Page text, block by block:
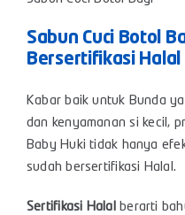
Sabun Cuci Botol
Bersertifikasi Halal
Kabar baik untuk Bunda
dan kenyamanan si kecil,
Baby Huki tidak hanya
sudah bersertifikasi Halal.
Sertifikasi Halal berarti